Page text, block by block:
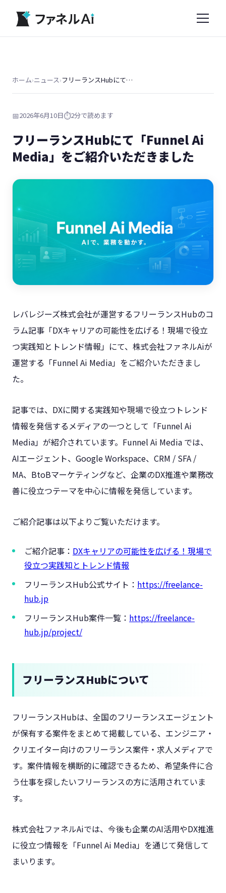
ホーム›ニュース› フリーランスHubにて「Funnel Ai Media」をご紹介いただきました
📅2026年6月10日⏱️2分で読めます
フリーランスHubにて「Funnel Ai
Media」をご紹介いただきました
レバレジーズ株式会社が運営するフリーランスHubのコ
ラム記事「DXキャリアの可能性を広げる！現場で役立
つ実践知とトレンド情報」にて、株式会社ファネルAiが
運営する「Funnel Ai Media」をご紹介いただきまし
た。
記事では、DXに関する実践知や現場で役立つトレンド
情報を発信するメディアの一つとして「Funnel Ai
Media」が紹介されています。Funnel Ai Media では、
AIエージェント、Google Workspace、CRM / SFA /
MA、BtoBマーケティングなど、企業のDX推進や業務改
善に役立つテーマを中心に情報を発信しています。
ご紹介記事は以下よりご覧いただけます。
ご紹介記事： DXキャリアの可能性を広げる！現場で
役立つ実践知とトレンド情報
フリーランスHub公式サイト： https://freelance-
hub.jp
フリーランスHub案件一覧： https://freelance-
hub.jp/project/
フリーランスHubについて
フリーランスHubは、全国のフリーランスエージェント
が保有する案件をまとめて掲載している、エンジニア・
クリエイター向けのフリーランス案件・求人メディアで
す。案件情報を横断的に確認できるため、希望条件に合
う仕事を探したいフリーランスの方に活用されていま
す。
株式会社ファネルAiでは、今後も企業のAI活用やDX推進
に役立つ情報を「Funnel Ai Media」を通じて発信して
まいります。